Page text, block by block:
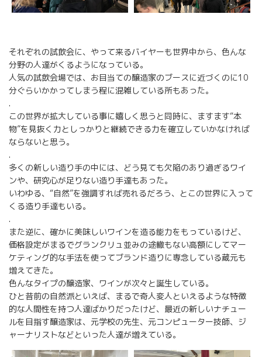
それぞれの試飲会に、やって来るバイヤーも世界中から、色んな
分野の人達がくるようになっている。
人気の試飲会場では、お目当ての醸造家のブースに近づくのに10
分ぐらいかかってしまう程に混雑している所もあった。
.
この世界が拡大している事に嬉しく思うと同時に、ますます“本
物”を見抜く力としっかりと継続できる力を確立していかなければ
ならないと思う。
.
多くの新しい造り手の中には、どう見ても欠陥のあり過ぎるワイ
ンや、研究心が足りない造り手達もあった。
いわゆる、“自然”を強調すれば売れるだろう、とこの世界に入って
くる造り手達もいる。
.
また逆に、確かに美味しいワインを造る能力をもっているけど、
価格設定がまるでグランクリュ並みの途轍もない高額にしてマー
ケティング的な手法を使ってブランド造りに専念している蔵元も
増えてきた。
色んなタイプの醸造家、ワインが次々と誕生している。
ひと昔前の自然派といえば、まるで奇人変人といえるような特徴
的な人間性を持つ人達ばかりだったけど、最近の新しいナチュー
ルを目指す醸造家は、元学校の先生、元コンピューター技師、ジ
ャーナリストなどといった人達が増えている。